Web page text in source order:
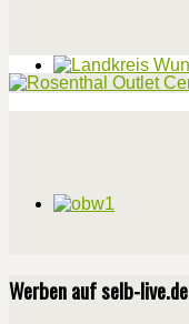
Werben auf selb-live.de